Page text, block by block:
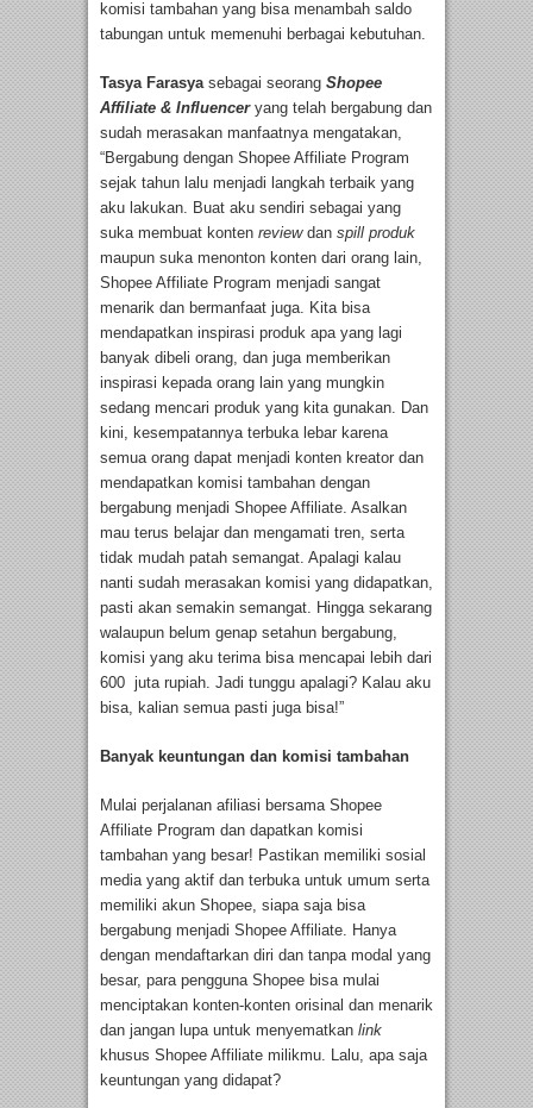
komisi tambahan yang bisa menambah saldo
tabungan untuk memenuhi berbagai kebutuhan.
Tasya Farasya sebagai seorang Shopee
Affiliate & Influencer yang telah bergabung dan
sudah merasakan manfaatnya mengatakan,
“Bergabung dengan Shopee Affiliate Program
sejak tahun lalu menjadi langkah terbaik yang
aku lakukan. Buat aku sendiri sebagai yang
suka membuat konten review dan spill produk
maupun suka menonton konten dari orang lain,
Shopee Affiliate Program menjadi sangat
menarik dan bermanfaat juga. Kita bisa
mendapatkan inspirasi produk apa yang lagi
banyak dibeli orang, dan juga memberikan
inspirasi kepada orang lain yang mungkin
sedang mencari produk yang kita gunakan. Dan
kini, kesempatannya terbuka lebar karena
semua orang dapat menjadi konten kreator dan
mendapatkan komisi tambahan dengan
bergabung menjadi Shopee Affiliate. Asalkan
mau terus belajar dan mengamati tren, serta
tidak mudah patah semangat. Apalagi kalau
nanti sudah merasakan komisi yang didapatkan,
pasti akan semakin semangat. Hingga sekarang
walaupun belum genap setahun bergabung,
komisi yang aku terima bisa mencapai lebih dari
600 juta rupiah. Jadi tunggu apalagi? Kalau aku
bisa, kalian semua pasti juga bisa!”
Banyak keuntungan dan komisi tambahan
Mulai perjalanan afiliasi bersama Shopee
Affiliate Program dan dapatkan komisi
tambahan yang besar! Pastikan memiliki sosial
media yang aktif dan terbuka untuk umum serta
memiliki akun Shopee, siapa saja bisa
bergabung menjadi Shopee Affiliate. Hanya
dengan mendaftarkan diri dan tanpa modal yang
besar, para pengguna Shopee bisa mulai
menciptakan konten-konten orisinal dan menarik
dan jangan lupa untuk menyematkan link
khusus Shopee Affiliate milikmu. Lalu, apa saja
keuntungan yang didapat?